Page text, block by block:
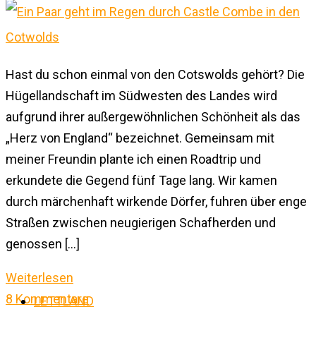
Hast du schon einmal von den Cotswolds gehört? Die
Hügellandschaft im Südwesten des Landes wird
aufgrund ihrer außergewöhnlichen Schönheit als das
„Herz von England“ bezeichnet. Gemeinsam mit
meiner Freundin plante ich einen Roadtrip und
erkundete die Gegend fünf Tage lang. Wir kamen
durch märchenhaft wirkende Dörfer, fuhren über enge
Straßen zwischen neugierigen Schafherden und
genossen […]
Weiterlesen
8 Kommentare
LETTLAND